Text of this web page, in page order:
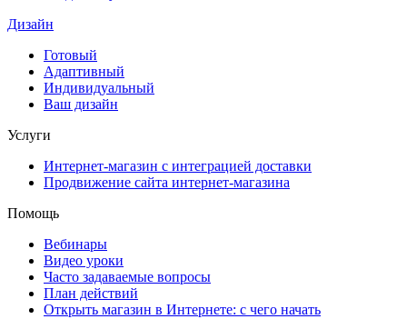
Дизайн
Готовый
Адаптивный
Индивидуальный
Ваш дизайн
Услуги
Интернет-магазин с интеграцией доставки
Продвижение сайта интернет-магазина
Помощь
Вебинары
Видео уроки
Часто задаваемые вопросы
План действий
Открыть магазин в Интернете: с чего начать